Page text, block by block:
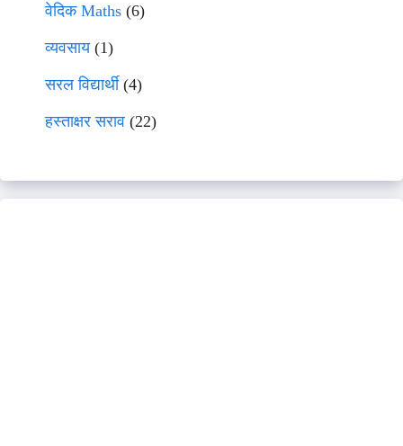
वेदिक Maths (6)
व्यवसाय(1)
सरल विद्यार्थी(4)
हस्ताक्षर सराव (22)